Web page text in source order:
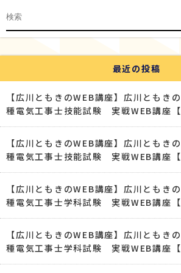
最近の投稿
【広川ともきのWEB講座】広川とも
種電気工事士技能試験 実戦WEB講座【
【広川ともきのWEB講座】広川とも
種電気工事士技能試験 実戦WEB講座【
【広川ともきのWEB講座】広川とも
種電気工事士学科試験 実戦WEB講座【
【広川ともきのWEB講座】広川とも
種電気工事士学科試験 実戦WEB講座【